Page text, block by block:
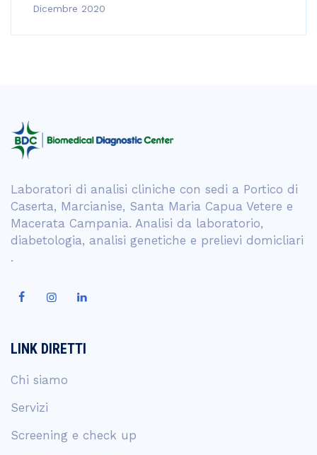
Dicembre 2020
Laboratori di analisi cliniche con sedi a Portico di
Caserta, Marcianise, Santa Maria Capua Vetere e
Macerata Campania. Analisi da laboratorio,
diabetologia, analisi genetiche e prelievi domicliari
.
LINK DIRETTI
Chi siamo
Servizi
Screening e check up